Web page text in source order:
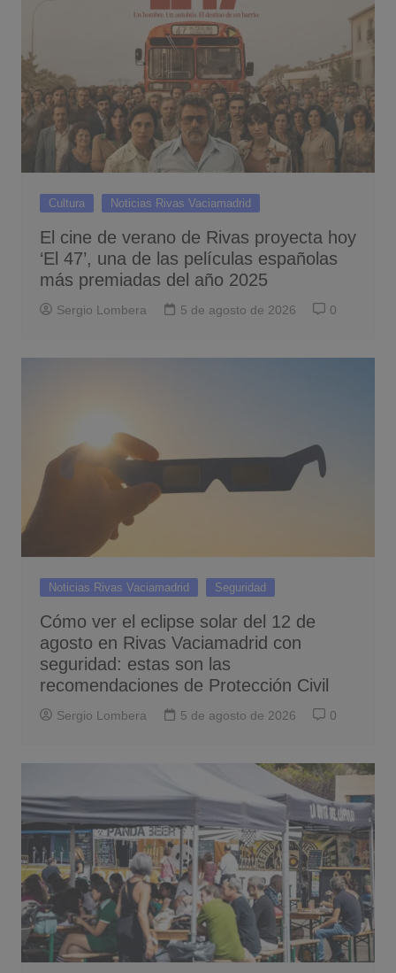
Cultura Noticias Rivas Vaciamadrid
El cine de verano de Rivas proyecta hoy
‘El 47’, una de las películas españolas
más premiadas del año 2025
Sergio Lombera 5 de agosto de 2026 0
Noticias Rivas Vaciamadrid Seguridad
Cómo ver el eclipse solar del 12 de
agosto en Rivas Vaciamadrid con
seguridad: estas son las
recomendaciones de Protección Civil
Sergio Lombera 5 de agosto de 2026 0